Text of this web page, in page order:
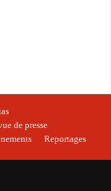
de presse
Reportages